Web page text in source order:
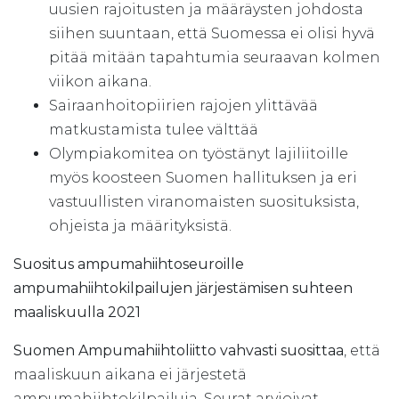
uusien rajoitusten ja määräysten johdosta
siihen suuntaan, että Suomessa ei olisi hyvä
pitää mitään tapahtumia seuraavan kolmen
viikon aikana.
Sairaanhoitopiirien rajojen ylittävää
matkustamista tulee välttää
Olympiakomitea on työstänyt lajiliitoille
myös koosteen Suomen hallituksen ja eri
vastuullisten viranomaisten suosituksista,
ohjeista ja määrityksistä.
Suositus ampumahiihtoseuroille
ampumahiihtokilpailujen järjestämisen suhteen
maaliskuulla 2021
Suomen Ampumahiihtoliitto vahvasti suosittaa , että
maaliskuun aikana ei järjestetä